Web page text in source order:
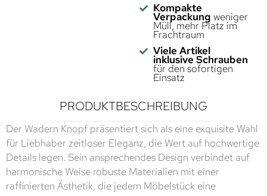
Kompakte
Verpackung weniger
Müll, mehr Platz im
Frachtraum
Viele Artikel
inklusive Schrauben
für den sofortigen
Einsatz
PRODUKTBESCHREIBUNG
Der Wadern Knopf präsentiert sich als eine exquisite Wahl
für Liebhaber zeitloser Eleganz, die Wert auf hochwertige
Details legen. Sein ansprechendes Design verbindet auf
harmonische Weise robuste Materialien mit einer
raffinierten Ästhetik, die jedem Möbelstück eine